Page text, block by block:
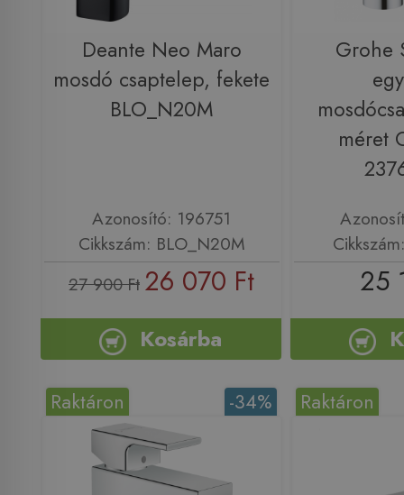
Deante Neo Maro
mosdó csaptelep, fekete
BLO_N20M
Azonosító: 196751
Cikkszám: BLO_N20M
27 900 Ft 26 070 Ft
Kosárba
Grohe
méret
25
-34%
Raktáron Raktáron